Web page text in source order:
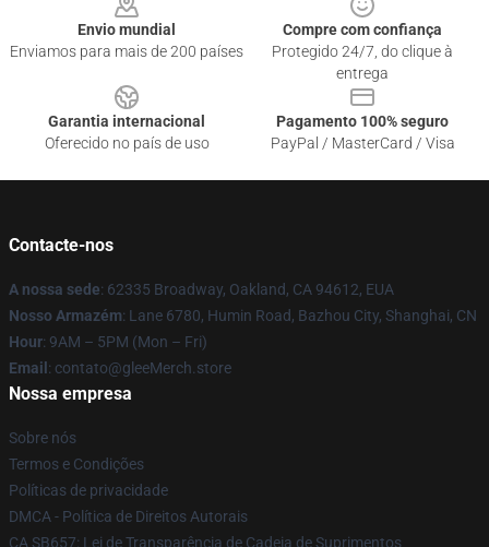
Envio mundial
Enviamos para mais de 200 países
Compre com confiança
Protegido 24/7, do clique à
entrega
Garantia internacional
Oferecido no país de uso
Pagamento 100% seguro
PayPal / MasterCard / Visa
Contacte-nos
A nossa sede: 62335 Broadway, Oakland, CA 94612, EUA
Nosso Armazém: Lane 6780, Humin Road, Bazhou City, Shanghai, CN
Hour: 9AM – 5PM (Mon – Fri)
Email : contato@gleeMerch.store
Nossa empresa
Sobre nós
Termos e Condições
Políticas de privacidade
DMCA - Política de Direitos Autorais
CA SB657: Lei de Transparência de Cadeia de Suprimentos